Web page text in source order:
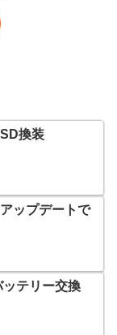
換装
ップデートで
テリー交換